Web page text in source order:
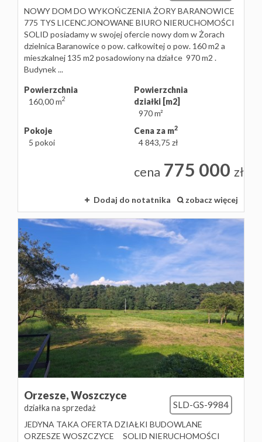
NOWY DOM DO WYKOŃCZENIA ŻORY BARANOWICE
775 TYS LICENCJONOWANE BIURO NIERUCHOMOŚCI
SOLID posiadamy w swojej ofercie nowy dom w Żorach
dzielnica Baranowice o pow. całkowitej o pow. 160 m2 a
mieszkalnej 135 m2 posadowiony na działce 970 m2 .
Budynek ...
Powierzchnia
160,00 m2
Powierzchnia
działki [m2]
970 m²
Pokoje
5 pokoi
Cena za m2
4 843,75 zł
cena 775 000 zł
Dodaj do notatnika zobacz więcej
Orzesze,Woszczyce
działka na sprzedaż SLD-GS-9984
JEDYNA TAKA OFERTA DZIAŁKI BUDOWLANE
ORZESZE WOSZCZYCE SOLID NIERUCHOMOŚCI